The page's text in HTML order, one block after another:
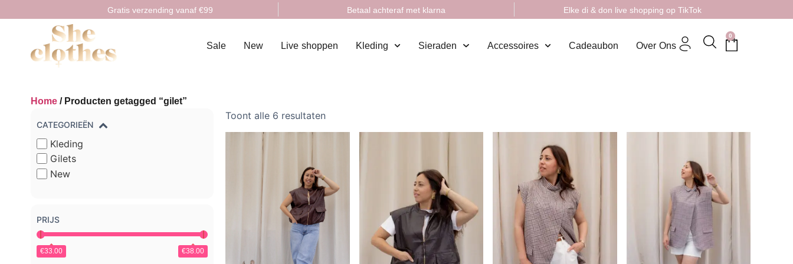
Gratis verzending vanaf €99 Betaal achteraf met klarna Elke di & don live shopping op TikTok
Sale New Live shoppen Kleding Sieraden Accessoires Cadeaubon Over Ons
0
Home / Producten getagged “gilet”
CATEGORIEËN
Kleding
Gilets
New
PRIJS
€33.00 €38.00
Toont alle 6 resultaten